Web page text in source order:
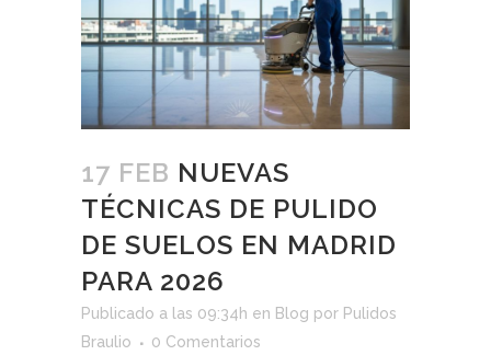
17 FEB NUEVAS
TÉCNICAS DE PULIDO
DE SUELOS EN MADRID
PARA 2026
Publicado a las 09:34h en Blog por Pulidos
Braulio
0 Comentarios